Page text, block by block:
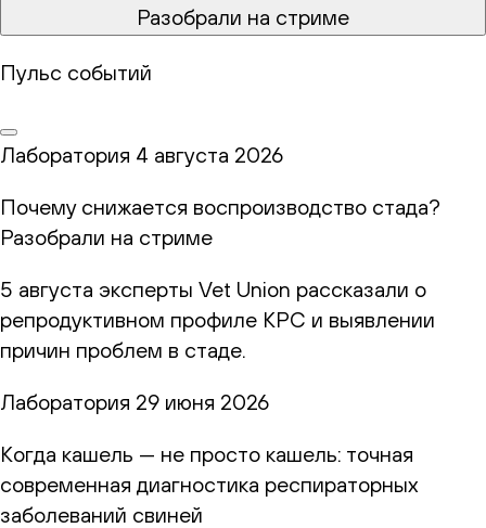
Разобрали на стриме
Пульс событий
Лаборатория 4 августа 2026
Почему снижается воспроизводство стада?
Разобрали на стриме
5 августа эксперты Vet Union рассказали о
репродуктивном профиле КРС и выявлении
причин проблем в стаде.
Лаборатория 29 июня 2026
Когда кашель — не просто кашель: точная
современная диагностика респираторных
заболеваний свиней